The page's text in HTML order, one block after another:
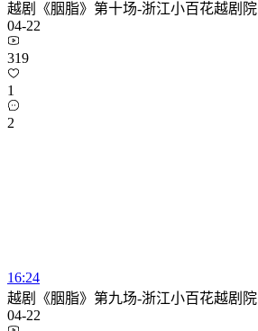
越剧《胭脂》第十场-浙江小百花越剧院
04-22
319
1
2
16:24
越剧《胭脂》第九场-浙江小百花越剧院
04-22